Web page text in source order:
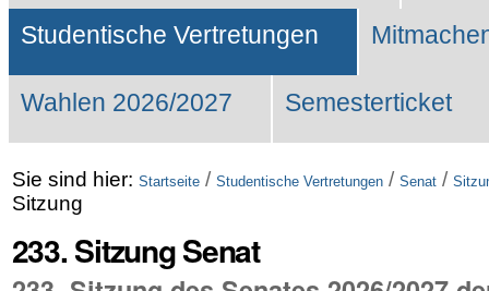
Studentische Vertretungen
Wahlen 2026/2027 Semesterticket
Sie sind hier: Startseite / Studentische Vertretungen / Senat /
Sitzung
233. Sitzung Senat